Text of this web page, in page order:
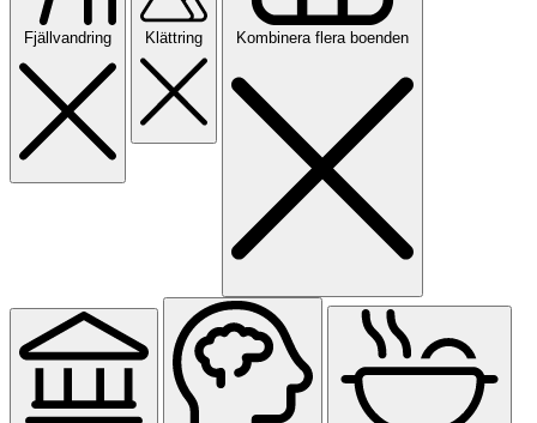
Fjällvandring Klättring Kombinera flera boenden